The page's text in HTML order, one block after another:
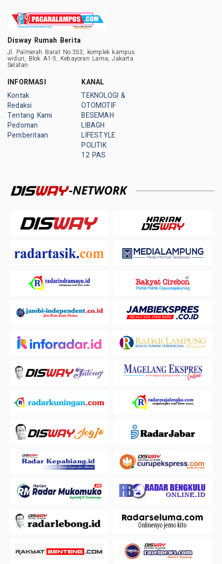
Disway Rumah Berita
Jl. Palmerah Barat No.353, komplek kampus
widuri, Blok A1-3, Kebayoran Lama, Jakarta
Selatan
INFORMASI
Kontak
Redaksi
Tentang Kami
Pedoman
Pemberitaan
KANAL
TEKNOLOGI &
OTOMOTIF
BESEMAH
LIBAGH
LIFESTYLE
POLITIK
12 PAS